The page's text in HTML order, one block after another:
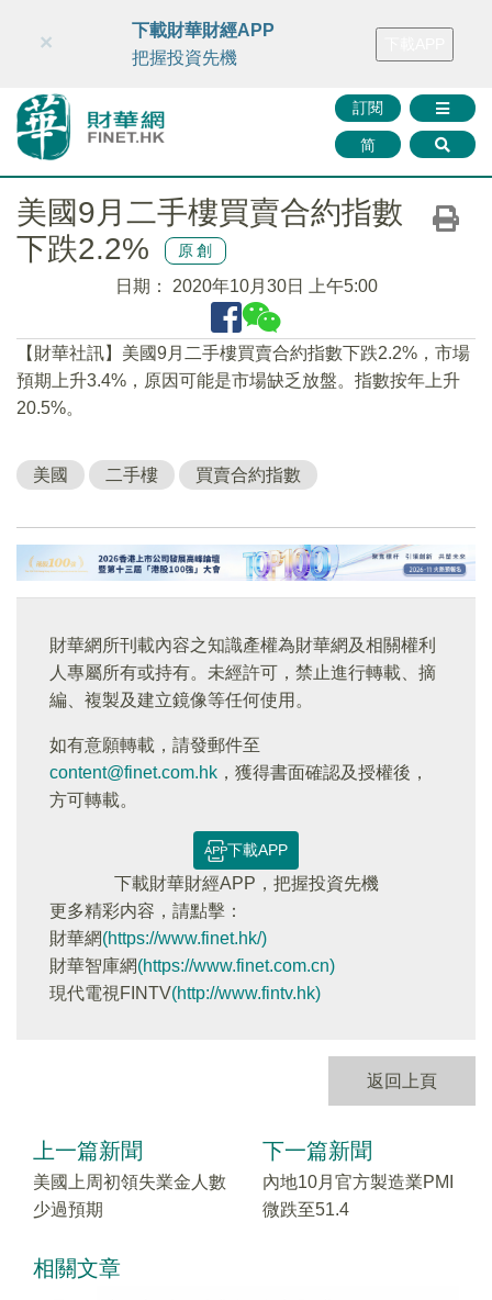
財華智庫網 FINTV FINMETA 財華證券 媒體矩陣
訂閱
简
×
下載財華財經APP
把握投資先機
美國9月二手樓買賣合約指數
下跌2.2%
原創
日期： 2020年10月30日 上午5:00
【財華社訊】美國9月二手樓買賣合約指數下跌2.2%，市場
預期上升3.4%，原因可能是市場缺乏放盤。指數按年上升
20.5%。
美國 二手樓 買賣合約指數
財華網所刊載內容之知識產權為財華網及相關權利
人專屬所有或持有。未經許可，禁止進行轉載、摘
編、複製及建立鏡像等任何使用。
如有意願轉載，請發郵件至
content@finet.com.hk ，獲得書面確認及授權後，
方可轉載。
下載APP
下載財華財經APP，把握投資先機
更多精彩内容，請點擊：
財華網(https://www.finet.hk/)
財華智庫網(https://www.finet.com.cn)
現代電視FINTV(http://www.fintv.hk)
返回上頁
上一篇新聞
美國上周初領失業金人數
少過預期
下一篇新聞
內地10月官方製造業PMI
微跌至51.4
相關文章